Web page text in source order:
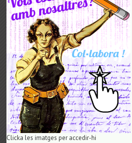
Clicka les imatges per accedir-hi